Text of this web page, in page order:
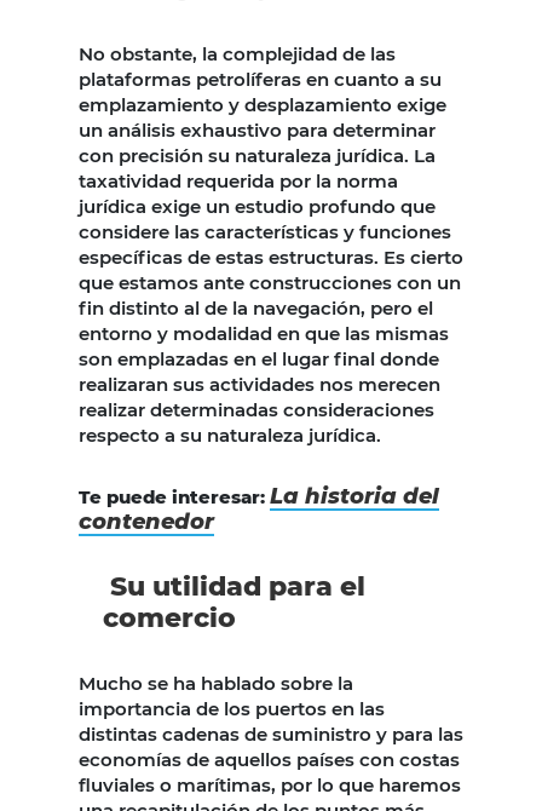
No obstante, la complejidad de las
plataformas petrolíferas en cuanto a su
emplazamiento y desplazamiento exige
un análisis exhaustivo para determinar
con precisión su naturaleza jurídica. La
taxatividad requerida por la norma
jurídica exige un estudio profundo que
considere las características y funciones
específicas de estas estructuras. Es cierto
que estamos ante construcciones con un
fin distinto al de la navegación, pero el
entorno y modalidad en que las mismas
son emplazadas en el lugar final donde
realizaran sus actividades nos merecen
realizar determinadas consideraciones
respecto a su naturaleza jurídica.
Te puede interesar: La historia del
contenedor
Su utilidad para el
comercio
Mucho se ha hablado sobre la
importancia de los puertos en las
distintas cadenas de suministro y para las
economías de aquellos países con costas
fluviales o marítimas, por lo que haremos